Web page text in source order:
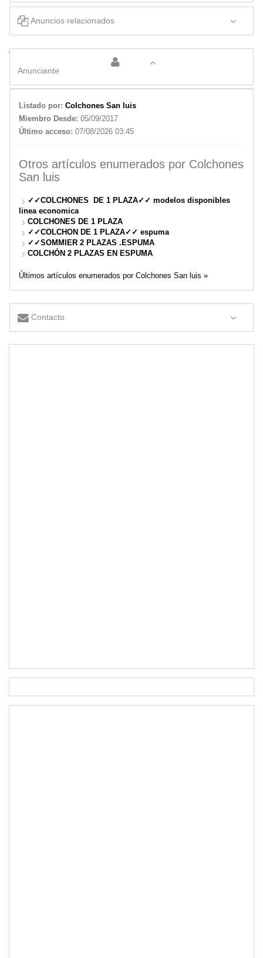
Anuncios relacionados
COLCHONES DE 1 PLAZA
Anunciante
Listado por: Colchones San luis
Miembro Desde: 05/09/2017
Último acceso: 07/08/2026 03:45
Otros artículos enumerados por Colchones
San luis
✓✓COLCHONES DE 1 PLAZA✓✓ modelos disponibles
linea economica
COLCHONES DE 1 PLAZA
✓✓COLCHON DE 1 PLAZA✓✓ espuma
✓✓SOMMIER 2 PLAZAS .ESPUMA
COLCHÓN 2 PLAZAS EN ESPUMA
Últimos artículos enumerados por Colchones San luis »
Contacto